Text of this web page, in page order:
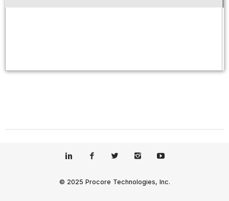
© 2025 Procore Technologies, Inc.